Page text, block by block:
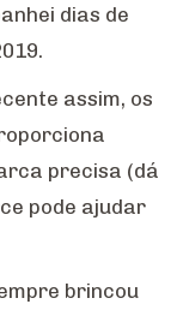
dias de
assim, os
precisa (dá
pode ajudar
brincou